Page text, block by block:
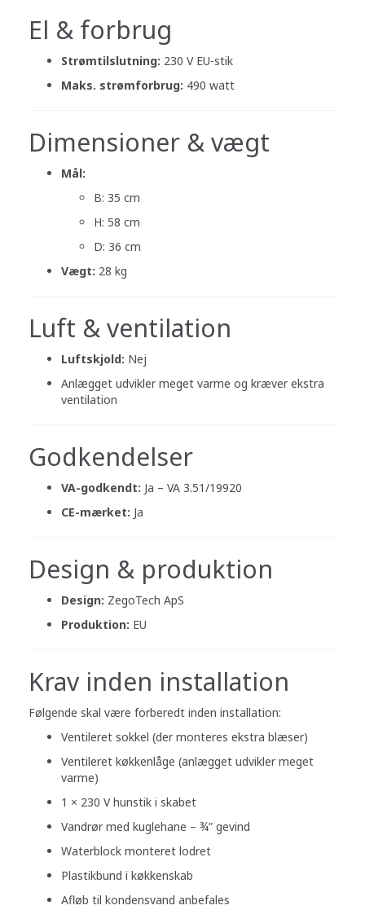
El & forbrug
Strømtilslutning: 230 V EU-stik
Maks. strømforbrug: 490 watt
Dimensioner & vægt
Mål:
B: 35 cm
H: 58 cm
D: 36 cm
Vægt: 28 kg
Luft & ventilation
Luftskjold: Nej
Anlægget udvikler meget varme og kræver ekstra
ventilation
Godkendelser
VA-godkendt: Ja – VA 3.51/19920
CE-mærket: Ja
Design & produktion
Design: ZegoTech ApS
Produktion: EU
Krav inden installation
Følgende skal være forberedt inden installation:
Ventileret sokkel (der monteres ekstra blæser)
Ventileret køkkenlåge (anlægget udvikler meget
varme)
1 × 230 V hunstik i skabet
Vandrør med kuglehane – ¾” gevind
Waterblock monteret lodret
Plastikbund i køkkenskab
Afløb til kondensvand anbefales